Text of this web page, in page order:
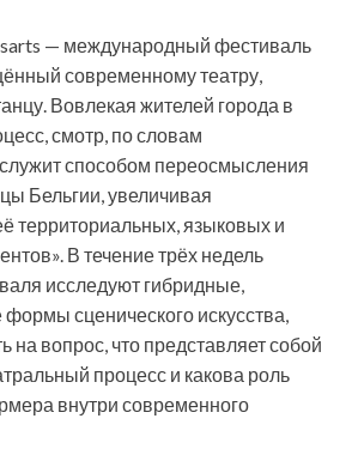
— международный фестиваль
современному театру,
Вовлекая жителей города в
смотр, по словам
способом переосмысления
Бельгии, увеличивая
территориальных, языковых и
В течение трёх недель
исследуют гибридные,
сценического искусства,
на вопрос, что представляет собой
процесс и какова роль
внутри современного